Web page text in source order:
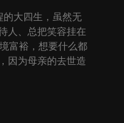
大四生，虽然无
人、总把笑容挂在
富裕，想要什么都
因为母亲的去世造